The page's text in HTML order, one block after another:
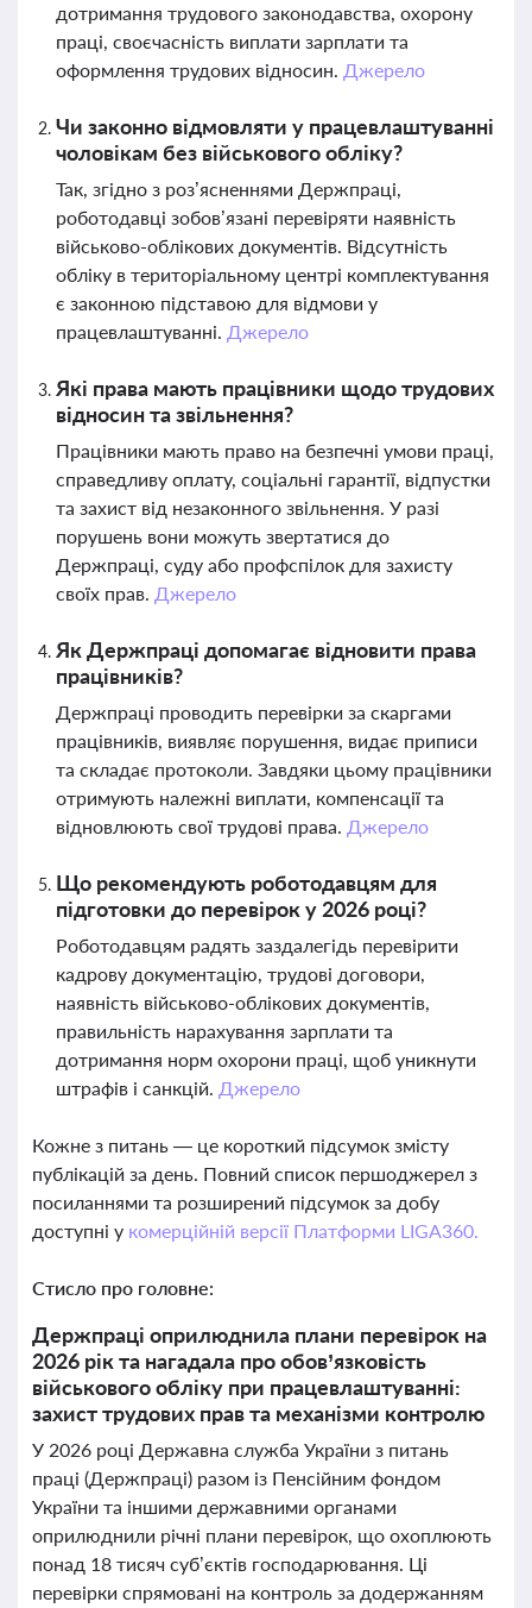
дотримання трудового законодавства, охорону
праці, своєчасність виплати зарплати та
оформлення трудових відносин. Джерело
Чи законно відмовляти у працевлаштуванні
чоловікам без військового обліку?
Так, згідно з роз’ясненнями Держпраці,
роботодавці зобов’язані перевіряти наявність
військово-облікових документів. Відсутність
обліку в територіальному центрі комплектування
є законною підставою для відмови у
працевлаштуванні. Джерело
Які права мають працівники щодо трудових
відносин та звільнення?
Працівники мають право на безпечні умови праці,
справедливу оплату, соціальні гарантії, відпустки
та захист від незаконного звільнення. У разі
порушень вони можуть звертатися до
Держпраці, суду або профспілок для захисту
своїх прав. Джерело
Як Держпраці допомагає відновити права
працівників?
Держпраці проводить перевірки за скаргами
працівників, виявляє порушення, видає приписи
та складає протоколи. Завдяки цьому працівники
отримують належні виплати, компенсації та
відновлюють свої трудові права. Джерело
Що рекомендують роботодавцям для
підготовки до перевірок у 2026 році?
Роботодавцям радять заздалегідь перевірити
кадрову документацію, трудові договори,
наявність військово-облікових документів,
правильність нарахування зарплати та
дотримання норм охорони праці, щоб уникнути
штрафів і санкцій. Джерело
Кожне з питань — це короткий підсумок змісту
публікацій за день. Повний список першоджерел з
посиланнями та розширений підсумок за добу
доступні у комерційній версії Платформи LIGA360.
Стисло про головне:
Держпраці оприлюднила плани перевірок на
2026 рік та нагадала про обов’язковість
військового обліку при працевлаштуванні:
захист трудових прав та механізми контролю
У 2026 році Державна служба України з питань
праці (Держпраці) разом із Пенсійним фондом
України та іншими державними органами
оприлюднили річні плани перевірок, що охоплюють
понад 18 тисяч суб’єктів господарювання. Ці
перевірки спрямовані на контроль за додержанням